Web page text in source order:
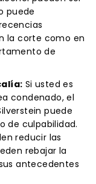
puede
la corte como en
de
Si usted es
condenado, el
puede
de culpabilidad.
reducir las
rebajar la
antecedentes